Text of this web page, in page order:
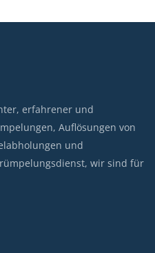
erfahrener und
Auflösungen von
und
wir sind für